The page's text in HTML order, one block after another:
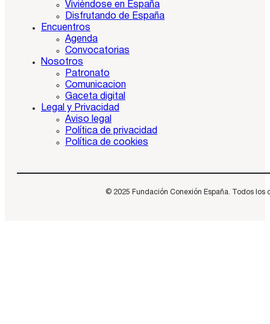
Viviéndose en España
Disfrutando de España
Encuentros
Agenda
Convocatorias
Nosotros
Patronato
Comunicacion
Gaceta digital
Legal y Privacidad
Aviso legal
Política de privacidad
Política de cookies
© 2025 Fundación Conexión España. Todos los